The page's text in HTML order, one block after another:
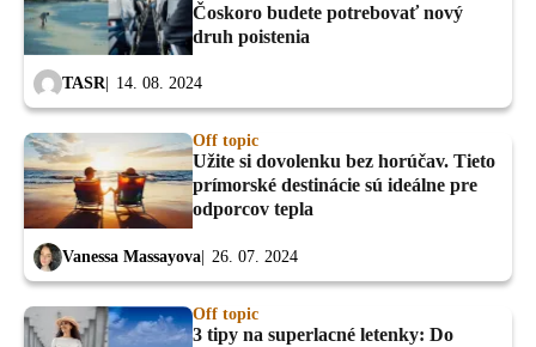
Čoskoro budete potrebovať nový
druh poistenia
TASR 14. 08. 2024
Off topic
Užite si dovolenku bez horúčav. Tieto
prímorské destinácie sú ideálne pre
odporcov tepla
Vanessa Massayova 26. 07. 2024
Off topic
3 tipy na superlacné letenky: Do